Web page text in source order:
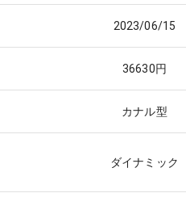
2023/06/15
36630円
カナル型
ダイナミック